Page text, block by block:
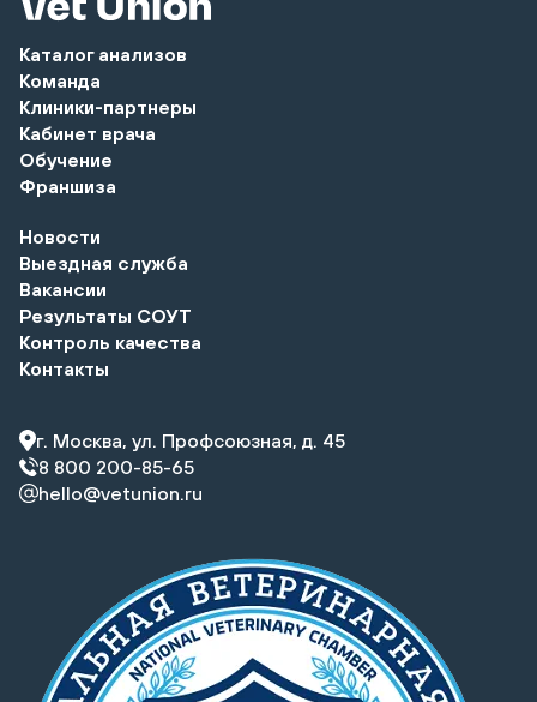
Каталог анализов
Команда
Клиники-партнеры
Кабинет врача
Обучение
Франшиза
Новости
Выездная служба
Вакансии
Результаты СОУТ
Контроль качества
Контакты
г. Москва, ул. Профсоюзная, д. 45
8 800 200-85-65
hello@vetunion.ru